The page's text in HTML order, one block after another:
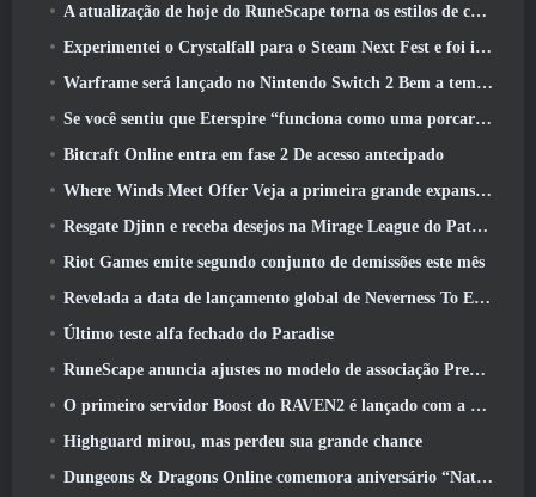
A atualização de hoje do RuneScape torna os estilos de combate originais do MMORPG mais fáceis de aprender
Experimentei o Crystalfall para o Steam Next Fest e foi isso que aprendi
Warframe será lançado no Nintendo Switch 2 Bem a tempo para a próxima grande atualização, O Shadowgrapher
Se você sentiu que Eterspire “funciona como uma porcaria”, O diretor criativo diz que isso não acontece mais
Bitcraft Online entra em fase 2 De acesso antecipado
Where Winds Meet Offer Veja a primeira grande expansão na transmissão ao vivo Hexi
Resgate Djinn e receba desejos na Mirage League do Path Of Exile
Riot Games emite segundo conjunto de demissões este mês
Revelada a data de lançamento global de Neverness To Everness
Último teste alfa fechado do Paradise
RuneScape anuncia ajustes no modelo de associação Premier para levar em conta as mudanças recentes no MMORPG
O primeiro servidor Boost do RAVEN2 é lançado com a atualização de hoje
Highguard mirou, mas perdeu sua grande chance
Dungeons & Dragons Online comemora aniversário “Natural 20” com missões e recompensas especiais